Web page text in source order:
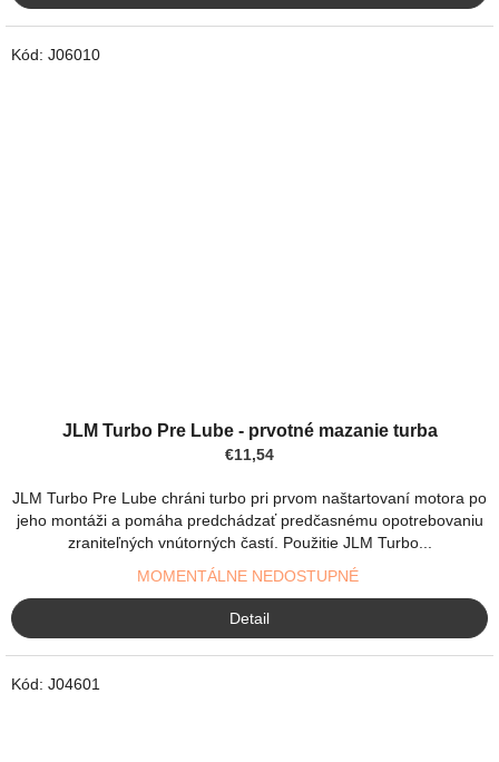
JLM Turbo Pre Lube - prvotné mazanie turba
€11,54
JLM Turbo Pre Lube chráni turbo pri prvom naštartovaní motora po
jeho montáži a pomáha predchádzať predčasnému opotrebovaniu
zraniteľných vnútorných častí. Použitie JLM Turbo...
MOMENTÁLNE NEDOSTUPNÉ
Detail
Kód: J06010
Kód: J04601